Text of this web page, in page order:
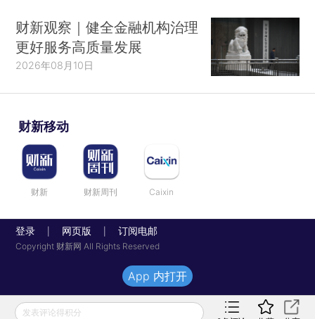
财新观察｜健全金融机构治理
更好服务高质量发展
2026年08月10日
财新移动
财新 财新周刊 Caixin
登录 网页版 订阅电邮
Copyright 财新网 All Rights Reserved
发表评论得积分
App 内打开